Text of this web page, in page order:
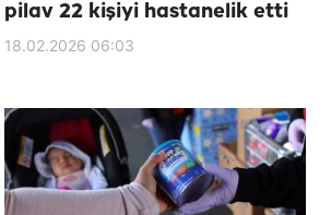
pilav 22 kişiyi hastanelik etti
18.02.2026 06:03